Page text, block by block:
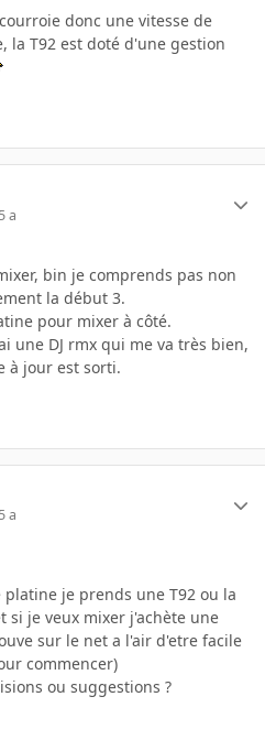
donc une vitesse de
la T92 est doté d'une gestion
a
bin je comprends pas non
la début 3.
pour mixer à côté.
une DJ rmx qui me va très bien,
à jour est sorti.
a
je prends une T92 ou la
si je veux mixer j'achète une
sur le net a l'air d'etre facile
commencer)
ou suggestions ?